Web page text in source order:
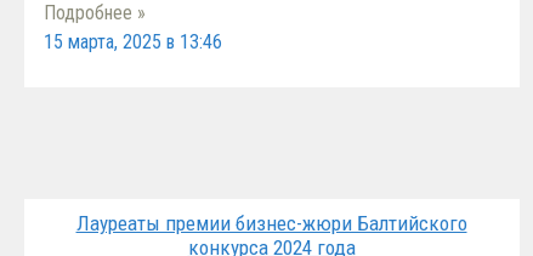
Подробнее »
15 марта, 2025 в 13:46
Лауреаты премии бизнес-жюри Балтийского
конкурса 2024 года